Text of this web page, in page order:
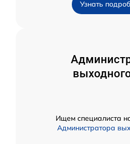
Узнать
Ищем специалиста
Администратора